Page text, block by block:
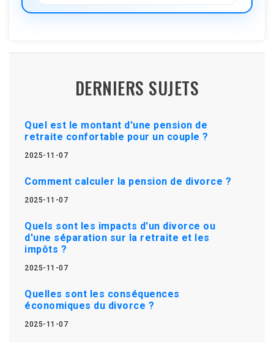
DERNIERS SUJETS
Quel est le montant d'une pension de
retraite confortable pour un couple ?
2025-11-07
Comment calculer la pension de divorce ?
2025-11-07
Quels sont les impacts d'un divorce ou
d'une séparation sur la retraite et les
impôts ?
2025-11-07
Quelles sont les conséquences
économiques du divorce ?
2025-11-07